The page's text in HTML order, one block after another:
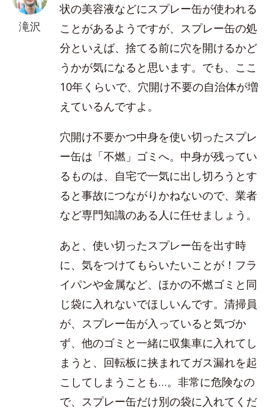
滝沢
状の美容液などにスプレー缶が使われる
ことがあるようですが、スプレー缶の処
分といえば、捨てる前に穴を開けるかど
うかが気になると思います。でも、ここ
10年くらいで、穴開け不要の自治体が増
えているんですよ。
穴開け不要かつ中身を使い切ったスプレ
ー缶は「不燃」ゴミへ。中身が残ってい
るものは、自宅で一気に出し切ろうとす
ると事故につながりかねないので、業者
など専門知識のある人に任せましょう。
あと、使い切ったスプレー缶を出す時
に、気をつけてもらいたいことが！フラ
イパンや金属など、ほかの不燃ゴミと同
じ袋に入れないでほしいんです。清掃員
が、スプレー缶が入っていると気づか
ず、他のゴミと一緒に収集車に入れてし
まうと、回転板に挟まれてガス漏れを起
こしてしまうことも…。非常に危険なの
で、スプレー缶だけ別の袋に入れてくだ